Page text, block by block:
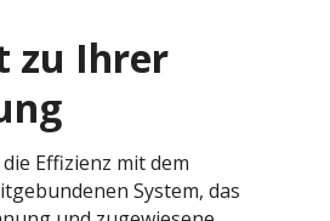
zu Ihrer
Effizienz mit dem
System, das